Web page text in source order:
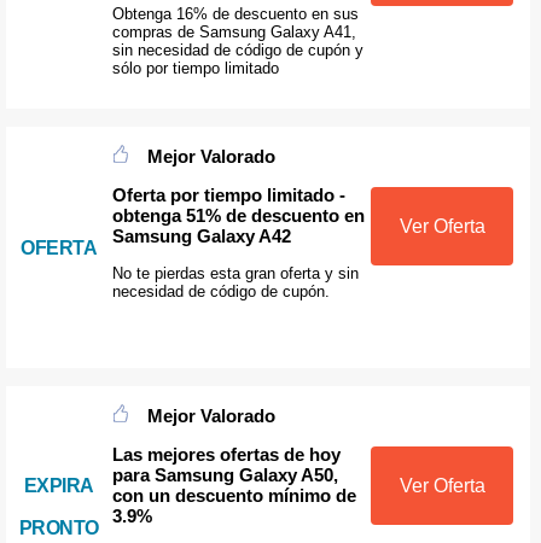
Obtenga 16% de descuento en sus
compras de Samsung Galaxy A41,
sin necesidad de código de cupón y
sólo por tiempo limitado
OFERTA
Mejor Valorado
Oferta por tiempo limitado -
obtenga 51% de descuento en
Samsung Galaxy A42
No te pierdas esta gran oferta y sin
necesidad de código de cupón.
Ver Oferta
EXPIRA
PRONTO
Mejor Valorado
Las mejores ofertas de hoy
para Samsung Galaxy A50,
con un descuento mínimo de
3.9%
Ver Oferta